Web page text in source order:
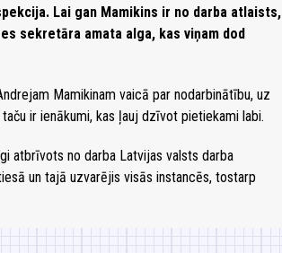
Lai gan Mamikins ir no darba atlaists,
sekretāra amata alga, kas viņam dod
Mamikinam vaicā par nodarbinātību, uz
ir ienākumi, kas ļauj dzīvot pietiekami labi.
atbrīvots no darba Latvijas valsts darba
un tajā uzvarējis visās instancēs, tostarp